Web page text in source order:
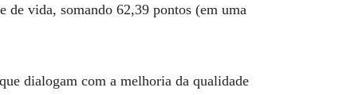
de vida, somando 62,39 pontos (em uma
dialogam com a melhoria da qualidade